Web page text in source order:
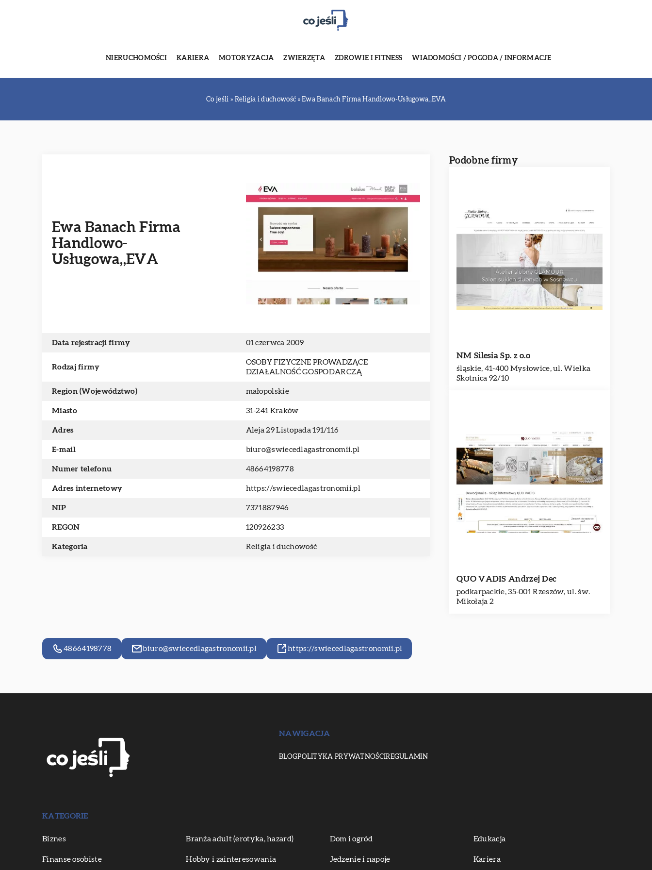
NIERUCHOMOŚCI KARIERA MOTORYZACJA ZWIERZĘTA ZDROWIE I FITNESS WIADOMOŚCI / POGODA / INFORMACJE
Co jeśli » Religia i duchowość »Ewa Banach Firma Handlowo-Usługowa,,EVA
Ewa Banach Firma
Handlowo-
Usługowa,,EVA
Data rejestracji firmy 01 czerwca 2009
Rodzaj firmy
OSOBY FIZYCZNE PROWADZĄCE
DZIAŁALNOŚĆ GOSPODARCZĄ
Region (Województwo) małopolskie
Miasto 31-241 Kraków
Adres Aleja 29 Listopada 191/116
E-mail biuro@swiecedlagastronomii.pl
Numer telefonu 48664198778
Adres internetowy https://swiecedlagastronomii.pl
NIP 7371887946
REGON 120926233
Kategoria Religia i duchowość
Podobne firmy
NM Silesia Sp. z o.o
śląskie, 41-400 Mysłowice, ul. Wielka
Skotnica 92/10
QUO VADIS Andrzej Dec
podkarpackie, 35-001 Rzeszów, ul. św.
Mikołaja 2
48664198778 biuro@swiecedlagastronomii.pl https://swiecedlagastronomii.pl
NAWIGACJA
BLOGPOLITYKA PRYWATNOŚCIREGULAMIN
KATEGORIE
Biznes Branża adult (erotyka, hazard) Dom i ogród Edukacja
Finanse osobiste Hobby i zainteresowania Jedzenie i napoje Kariera